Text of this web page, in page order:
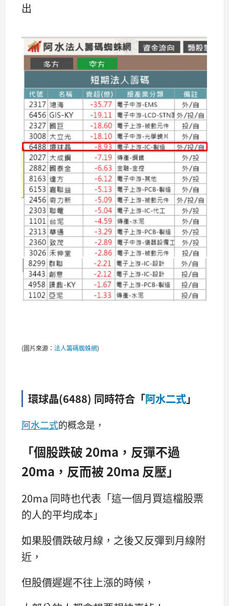
出
(圖片來源： 法人籌碼蜘蛛網)
環球晶(6488) 同時符合「阿水二式」
阿水二式的概念是，
「個股跌破 20ma，反彈不過
20ma，反而被 20ma 反壓」
20ma 同時也代表「這一個月買這檔股票
的人的平均成本」
如果股價跌破月線，之後又反彈到月線附
近，
但股價遲遲不往上漲的時候，